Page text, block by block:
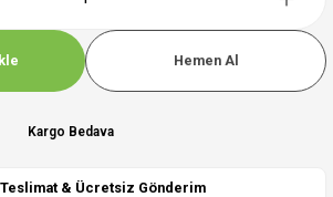
Hemen Al
Kargo Bedava
Teslimat & Ücretsiz Gönderim